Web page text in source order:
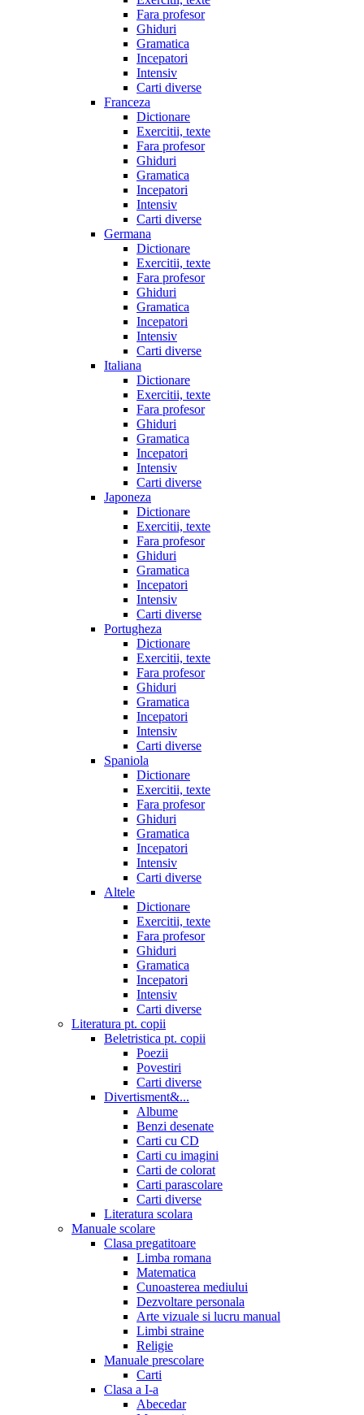
Fara profesor
Ghiduri
Gramatica
Incepatori
Intensiv
Carti diverse
Franceza
Dictionare
Exercitii, texte
Fara profesor
Ghiduri
Gramatica
Incepatori
Intensiv
Carti diverse
Germana
Dictionare
Exercitii, texte
Fara profesor
Ghiduri
Gramatica
Incepatori
Intensiv
Carti diverse
Italiana
Dictionare
Exercitii, texte
Fara profesor
Ghiduri
Gramatica
Incepatori
Intensiv
Carti diverse
Japoneza
Dictionare
Exercitii, texte
Fara profesor
Ghiduri
Gramatica
Incepatori
Intensiv
Carti diverse
Portugheza
Dictionare
Exercitii, texte
Fara profesor
Ghiduri
Gramatica
Incepatori
Intensiv
Carti diverse
Spaniola
Dictionare
Exercitii, texte
Fara profesor
Ghiduri
Gramatica
Incepatori
Intensiv
Carti diverse
Altele
Dictionare
Exercitii, texte
Fara profesor
Ghiduri
Gramatica
Incepatori
Intensiv
Carti diverse
Literatura pt. copii
Beletristica pt. copii
Poezii
Povestiri
Carti diverse
Divertisment&...
Albume
Benzi desenate
Carti cu CD
Carti cu imagini
Carti de colorat
Carti parascolare
Carti diverse
Literatura scolara
Manuale scolare
Clasa pregatitoare
Limba romana
Matematica
Cunoasterea mediului
Dezvoltare personala
Arte vizuale si lucru manual
Limbi straine
Religie
Manuale prescolare
Carti
Clasa a I-a
Abecedar